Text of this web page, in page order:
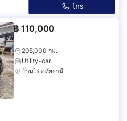
โทร
฿ 110,000
205,000 กม.
Utility-car
บ้านไร่ อุทัยธานี